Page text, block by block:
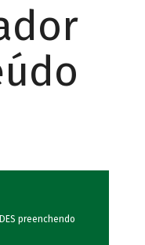
preenchendo